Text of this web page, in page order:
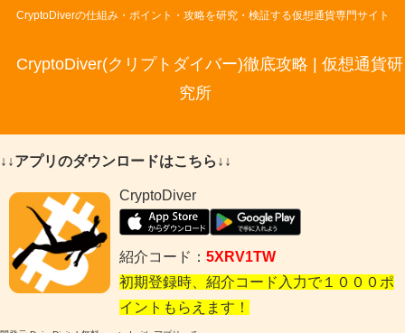
CryptoDiverの仕組み・ポイント・攻略を研究・検証する仮想通貨専門サイト
CryptoDiver(クリプトダイバー)徹底攻略 | 仮想通貨研
究所
↓↓アプリのダウンロードはこちら↓↓
CryptoDiver
紹介コード： 5XRV1TW
初期登録時、紹介コード入力で１０００ポ
イントもらえます！